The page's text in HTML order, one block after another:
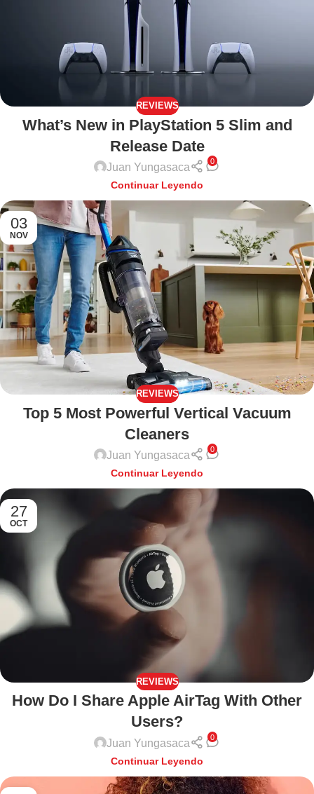
REVIEWS
What’s New in PlayStation 5 Slim and
Release Date
Juan Yungasaca
0
Continuar Leyendo
03
NOV
REVIEWS
Top 5 Most Powerful Vertical Vacuum
Cleaners
Juan Yungasaca
0
Continuar Leyendo
27
OCT
REVIEWS
How Do I Share Apple AirTag With Other
Users?
Juan Yungasaca
0
Continuar Leyendo